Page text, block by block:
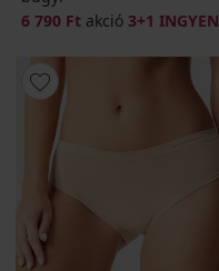
6 790 Ft akció 3+1 INGYEN